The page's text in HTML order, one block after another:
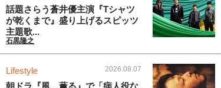
話題さらう蒼井優主演『Tシャツ
が乾くまで』盛り上げるスピッツ
主題歌...
石黒隆之
Lifestyle 2026.08.07